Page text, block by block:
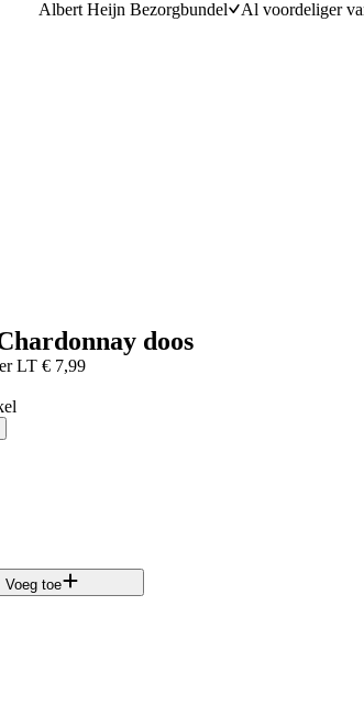
Albert Heijn Bezorgbundel Al voordeliger
doos
LT€ 7,99
Voeg toe